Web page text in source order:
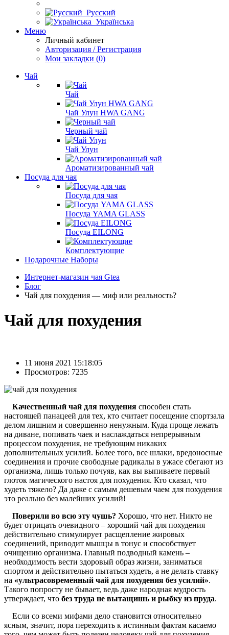
Русский
Українська
Меню
Личный кабинет
Авторизация / Регистрация
Мои закладки (0)
Чай
Чай
Чай Улун HWA GANG
Черный чай
Чай Улун
Ароматизированный чай
Посуда для чая
Посуда для чая
Посуда YAMA GLASS
Посуда EILONG
Комплектующие
Подарочные Наборы
Интернет-магазин чая Gtea
Блог
Чай для похудения — миф или реальность?
Чай для похудения
11 июня 2021 15:18:05
Просмотров: 7235
Качественный чай для похудения способен стать
настоящей панацеей для тех, кто считает посещение спортзала
делом лишним и совершенно ненужным. Куда проще лежать
на диване, попивать чаек и наслаждаться непрерывным
процессом похудения, не требующим никаких
дополнительных усилий. Более того, все шлаки, вредоносные
соединения и прочие свободные радикалы в ужасе сбегают из
организма, лишь только почуяв, как вы выпиваете первый
глоток магического настоя для похудения. Кто сказал, что
худеть тяжело? Да даже с самым дешевым чаем для похудения
это реально без малейших усилий!
Поверили во всю эту чушь? Хорошо, что нет. Никто не
будет отрицать очевидного – хороший чай для похудения
действительно стимулирует расщепление жировых
соединений, приводит мышцы в тонус и способствует
очищению организма. Главный подводный камень –
необходимость вести здоровый образ жизни, заниматься
спортом и действительно пытаться худеть, а не делать ставку
на «ультрасовременный чай для похудения без усилий».
Такого попросту не бывает, ведь даже народная мудрость
утверждает, что без труда не вытащишь и рыбку из пруда.
Если со всеми мифами дело становится относительно
ясным, значит, пора переходить к истинным фактам касаемо